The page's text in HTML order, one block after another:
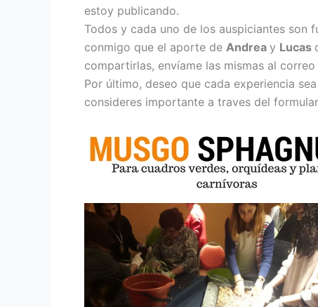
estoy publicando.
Todos y cada uno de los auspiciantes son
conmigo que el aporte de Andrea y Lucas
compartirlas, envíame las mismas al correo
Por último, deseo que cada experiencia
consideres importante a traves del